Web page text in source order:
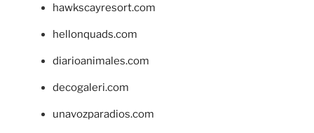
hawkscayresort.com
hellonquads.com
diarioanimales.com
decogaleri.com
unavozparadios.com